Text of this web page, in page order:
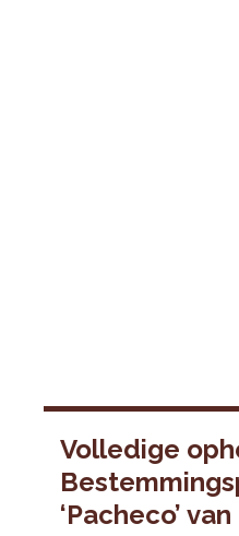
Volledige
‘Pacheco’